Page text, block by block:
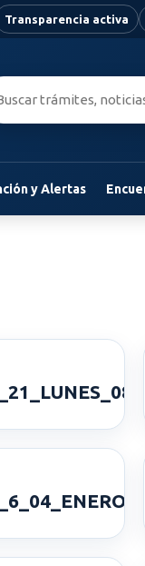
Transparencia activa
y Alertas